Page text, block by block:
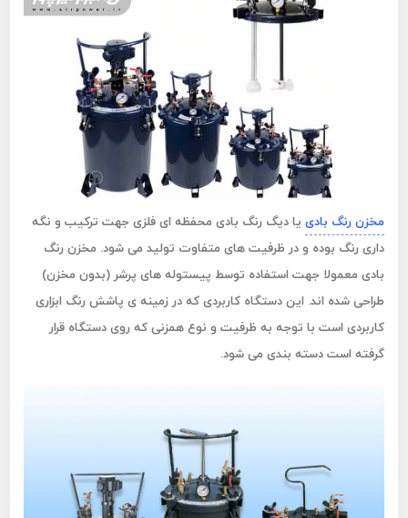
مخزن رنگ بادی یا دیگ رنگ بادی محفظه ای فلزی جهت ترکیب و نگه
داری رنگ بوده و در ظرفیت های متفاوت تولید می شود. مخزن رنگ
بادی معمولا جهت استفاده توسط پیستوله های پرشر (بدون مخزن)
طراحی شده اند. این دستگاه کاربردی که در زمینه ی پاشش رنگ ابزاری
کاربردی است با توجه به ظرفیت و نوع همزنی که روی دستگاه قرار
گرفته است دسته بندی می شود.